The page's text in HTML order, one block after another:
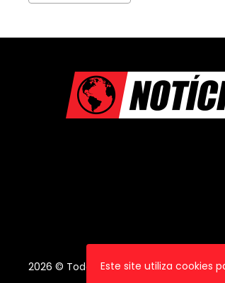
Este site utiliza cookies
2026 © Todos os direitos reservados.